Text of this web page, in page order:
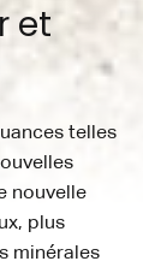
et
telles
nouvelle
plus
minérales